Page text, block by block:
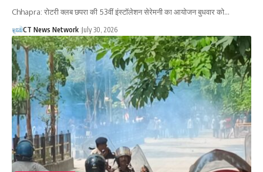
Chhapra: रोटरी क्लब छपरा की 53वीं इंस्टॉलेशन सेरेमनी का आयोजन बुधवार को…
CT News Network July 30, 2026